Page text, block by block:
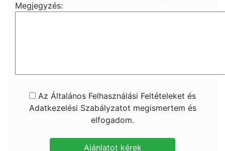
Megjegyzés:
Az Általános Felhasználási Feltételeket és
Adatkezelési Szabályzatot megismertem és
elfogadom.